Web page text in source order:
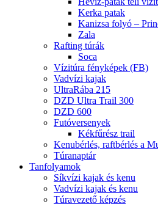
Kerka patak
Kanizsa folyó –
Zala
Rafting túrák
Soca
Vízitúra fényképek (FB)
Vadvízi kajak
UltraRába 215
DZD Ultra Trail 300
DZD 600
Futóversenyek
Kékfűrész trail
Kenubérlés, raftbérlés a
Túranaptár
Tanfolyamok
Síkvízi kajak és kenu
Vadvízi kajak és kenu
Túravezető képzés